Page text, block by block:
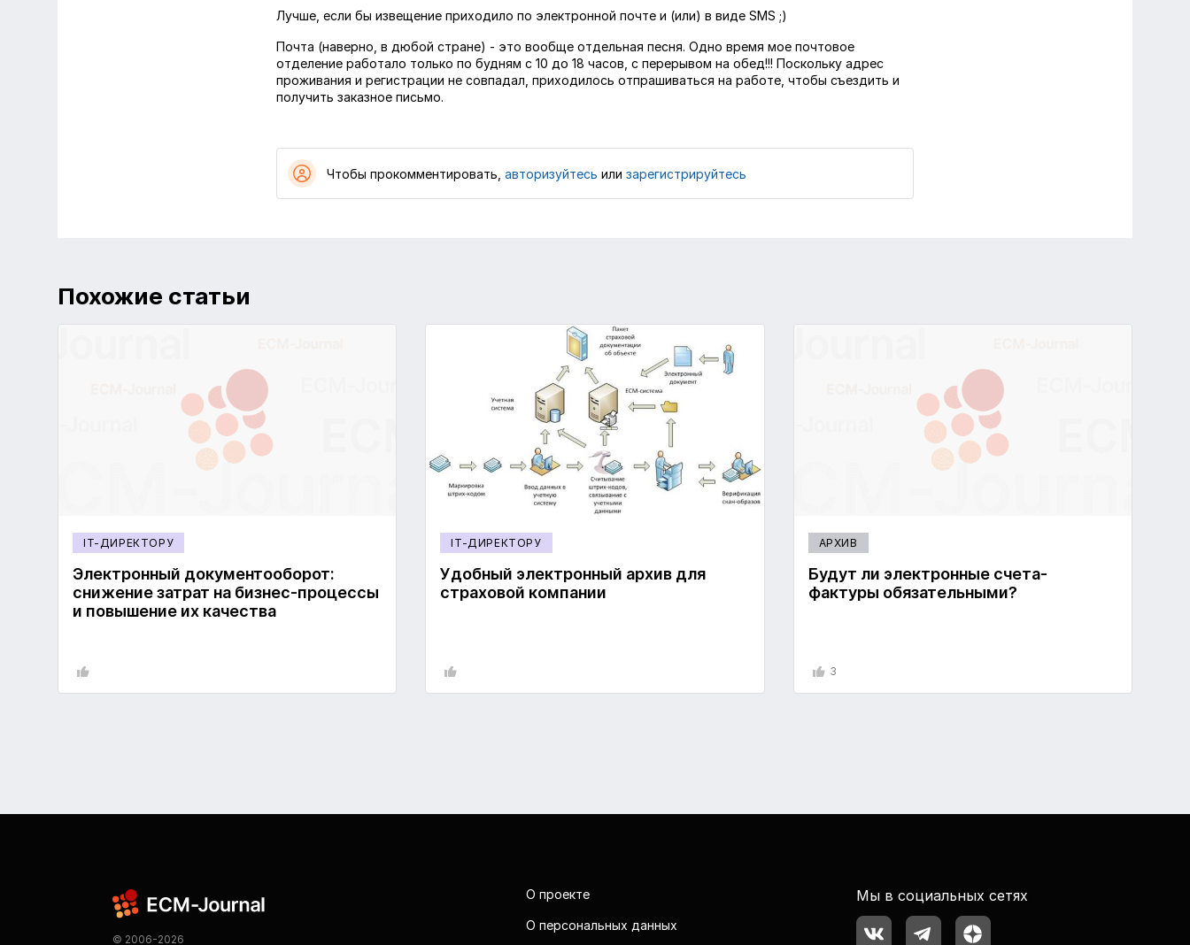
Лучше, если бы извещение приходило по электронной почте и (или) в виде SMS ;)
Почта (наверно, в дюбой стране) - это вообще отдельная песня. Одно время мое почтовое
отделение работало только по будням с 10 до 18 часов, с перерывом на обед!!! Поскольку адрес
проживания и регистрации не совпадал, приходилось отпрашиваться на работе, чтобы съездить и
получить заказное письмо.
Чтобы прокомментировать, авторизуйтесь или зарегистрируйтесь
Похожие статьи
IT-ДИРЕКТОРУ
Электронный документооборот:
снижение затрат на бизнес-процессы
и повышение их качества
IT-ДИРЕКТОРУ
Удобный электронный архив для
страховой компании
АРХИВ
Будут ли электронные счета-
фактуры обязательными?
3
© 2006-2026
О проекте
О персональных данных
Мы в социальных сетях